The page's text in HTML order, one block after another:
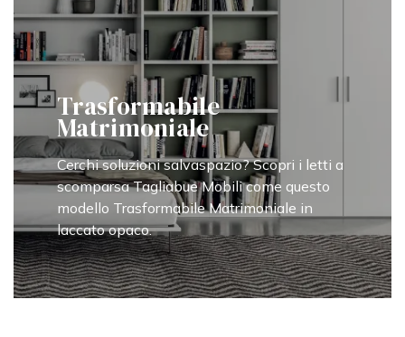
Trasformabile
Matrimoniale
Cerchi soluzioni salvaspazio? Scopri i letti a
scomparsa Tagliabue Mobili come questo
modello Trasformabile Matrimoniale in
laccato opaco.